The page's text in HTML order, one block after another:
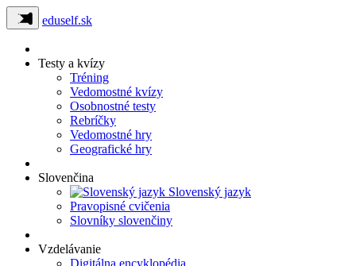
eduself.sk
Testy a kvízy
Tréning
Vedomostné kvízy
Osobnostné testy
Rebríčky
Vedomostné hry
Geografické hry
Slovenčina
Slovenský jazyk
Pravopisné cvičenia
Slovníky slovenčiny
Vzdelávanie
Digitálna encyklopédia